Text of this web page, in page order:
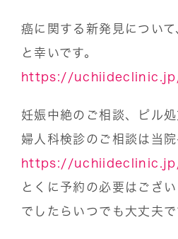
癌に関する新発見につい
と幸いです。
https://
妊娠中絶のご相談、ピル処
婦人科検診のご相談は当院
https://
とくに予約の必要はござ
でしたらいつでも大丈夫で